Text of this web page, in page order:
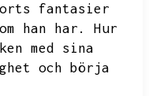
fantasier
han har.
Hur
med sina
och börja